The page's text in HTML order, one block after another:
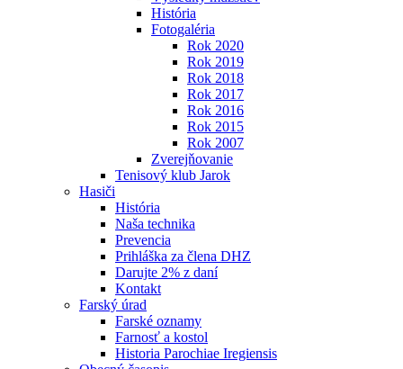
História
Fotogaléria
Rok 2020
Rok 2019
Rok 2018
Rok 2017
Rok 2016
Rok 2015
Rok 2007
Zverejňovanie
Tenisový klub Jarok
Hasiči
História
Naša technika
Prevencia
Prihláška za člena DHZ
Darujte 2% z daní
Kontakt
Farský úrad
Farské oznamy
Farnosť a kostol
Historia Parochiae Iregiensis